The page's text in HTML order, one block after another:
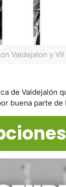
Valdejalon y VII
de Valdejalón
buena parte